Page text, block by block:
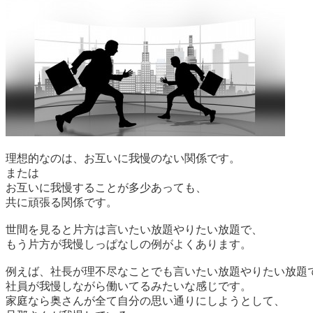
理想的なのは、お互いに我慢のない関係です。
または
お互いに我慢することが多少あっても、
共に頑張る関係です。
世間を見ると片方は言いたい放題やりたい放題で、
もう片方が我慢しっぱなしの例がよくあります。
例えば、社長が理不尽なことでも言いたい放題やりたい放題
社員が我慢しながら働いてるみたいな感じです。
家庭なら奥さんが全て自分の思い通りにしようとして、